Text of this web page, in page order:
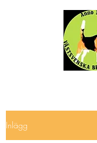
Inlägg